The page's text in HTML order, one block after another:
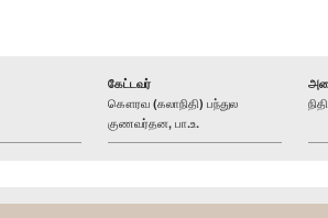
கேட்டவர்
கௌரவ (கலாநிதி) பந்துல
குணவர்தன, பா.உ.
நிதி